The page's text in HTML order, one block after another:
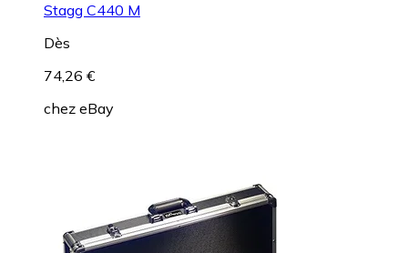
Stagg C440 M
Dès
74,26 €
chez eBay